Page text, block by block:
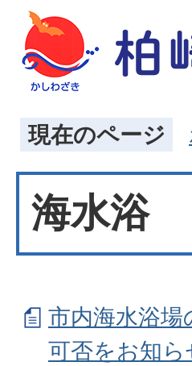
現在のページ
海水浴
市内海水浴場
可否をお知